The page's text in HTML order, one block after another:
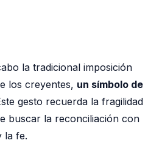
la tradicional imposición
los creyentes, un símbolo de
gesto recuerda la fragilidad
buscar la reconciliación con
la fe.